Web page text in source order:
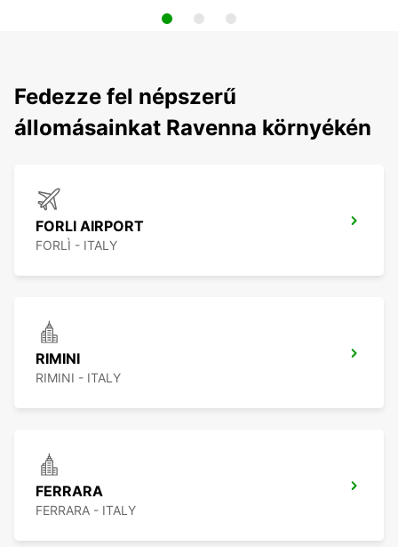
Fedezze fel népszerű
állomásainkat Ravenna környékén
FORLI AIRPORT
FORLÌ - ITALY
RIMINI
RIMINI - ITALY
FERRARA
FERRARA - ITALY